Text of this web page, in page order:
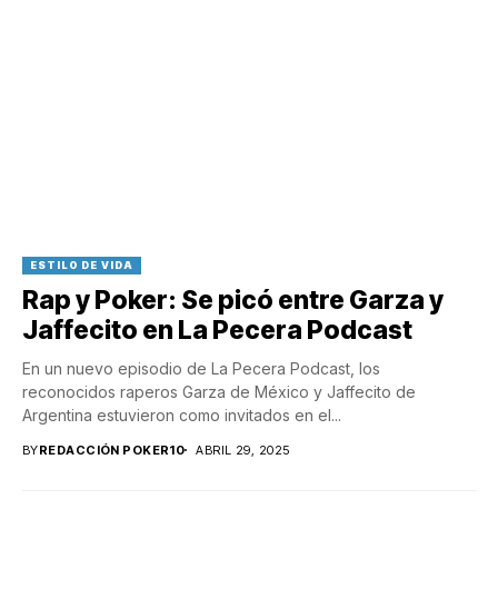
ESTILO DE VIDA
Rap y Poker: Se picó entre Garza y
Jaffecito en La Pecera Podcast
En un nuevo episodio de La Pecera Podcast, los
reconocidos raperos Garza de México y Jaffecito de
Argentina estuvieron como invitados en el...
BYREDACCIÓN POKER10 ABRIL 29, 2025